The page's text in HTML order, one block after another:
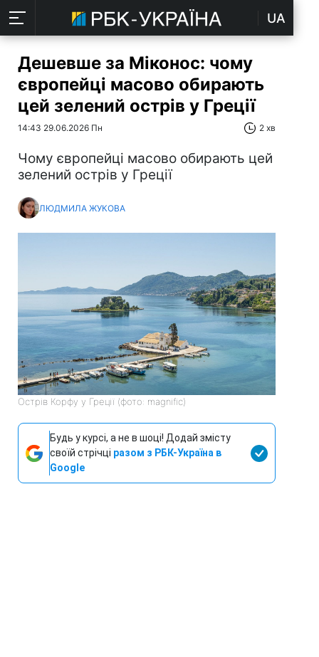
UA
Дешевше за Міконос: чому
європейці масово обирають
цей зелений острів у Греції
14:43 29.06.2026 Пн 2 хв
Чому європейці масово обирають цей
зелений острів у Греції
ЛЮДМИЛА ЖУКОВА
Острів Корфу у Греції (фото: magnific)
Будь у курсі, а не в шоці! Додай змісту
своїй стрічці разом з РБК-Україна в
Google